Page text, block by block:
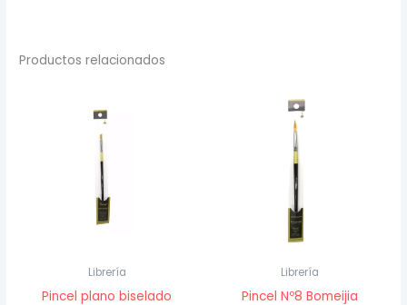
Productos relacionados
Librería
Pincel plano biselado
Librería
Pincel Nº8 Bomeijia